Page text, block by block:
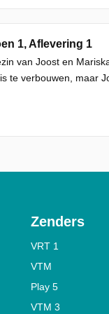
1, Aflevering 1
van Joost en
te verbouwen, maar
Zenders
VRT 1
VTM
Play 5
VTM 3